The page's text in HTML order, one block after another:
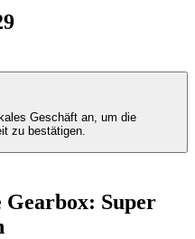
Geschäft an, um die
zu bestätigen.
Gearbox: Super